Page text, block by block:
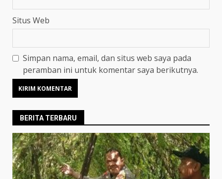
Situs Web
Simpan nama, email, dan situs web saya pada
peramban ini untuk komentar saya berikutnya.
BERITA TERBARU